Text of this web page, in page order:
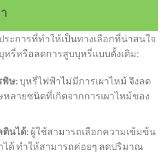
ะการที่ทำให้เป็นทางเลือกที่น่าสนใจ
หรี่หรือลดการสูบบุหรี่แบบดั้งเดิม:
พิษ:บุหรี่ไฟฟ้าไม่มีการเผาไหม้ จึงลด
ลายชนิดที่เกิดจากการเผาไหม้ของ
นได้:ผู้ใช้สามารถเลือกความเข้มข้น
ด้ ทำให้สามารถค่อยๆ ลดปริมาณ